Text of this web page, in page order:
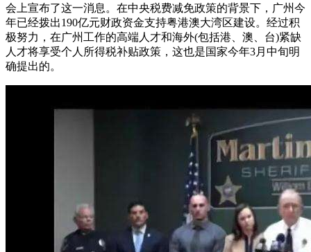
会上宣布了这一消息。在中央税费减免政策的背景下，广州今
年已经拨出190亿元财政资金支持粤港澳大湾区建设。经过积
极努力，在广州工作的高端人才和海外(包括港、澳、台)紧缺
人才将享受个人所得税补贴政策，这也是国家今年3月中旬明
确提出的。